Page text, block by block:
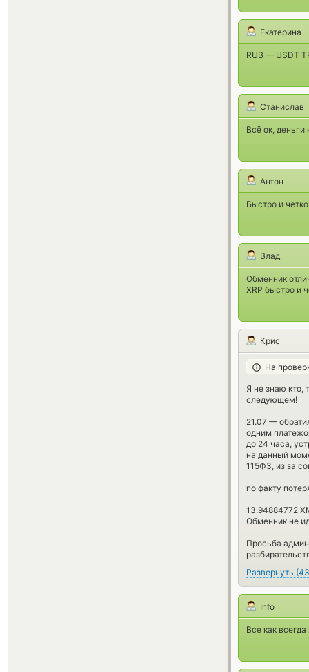
Екатерина
RUB — USDT
Станислав
Всё ок, деньги
Антон
Быстро и
Влад
Обменник
XRP быстро и
Крис
На
Я не знаю кто,
следующем!
21.07 —
одним
до 24 часа,
на данный
115ФЗ, из за
по факту
13.94884772
Обменник не
Просьба
Развернуть (43
Info
Все как